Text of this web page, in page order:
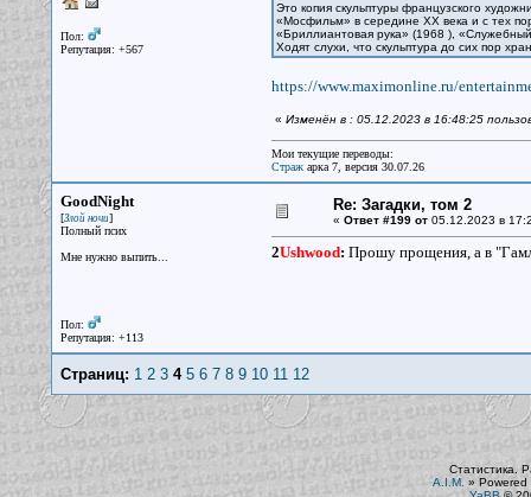
Пол:
Репутация: +567
Это копия скульптуры французского
«Мосфильм» в середине XX века и с тех
«Бриллиантовая рука» (1968 ),
Ходят слухи, что скульптура до сих пор
https://www.maximonline.ru/
« Изменён в : 05.12.2023 в 16:48:25
Мои текущие переводы:
Стражарка 7, версия 30.07.26
GoodNight
[Злой ночи]
Полный псих
Мне нужно выпить...
Пол:
Репутация: +113
Re: Загадки, том 2
« Ответ #199 от05.12.2023 в
2Ushwood: Прошу прощения, а в
Страниц: 1 2 3 4 5 6 7 8 9 10 11 12
Статистика.
A.I.M.» Powered